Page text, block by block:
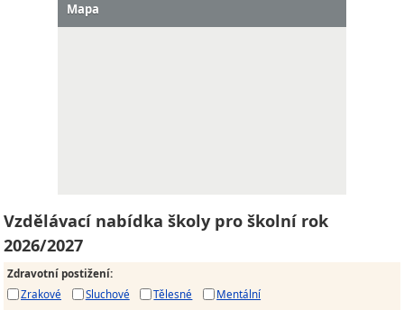
Mapa
Vzdělávací nabídka školy pro školní rok
2026/2027
Zdravotní postižení:
Zrakové
Sluchové Tělesné
Mentální